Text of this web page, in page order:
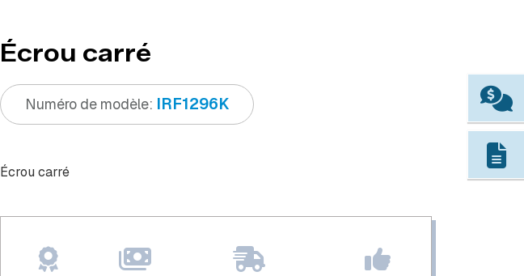
Écrou carré
Numéro de modèle: IRF1296K
Écrou carré